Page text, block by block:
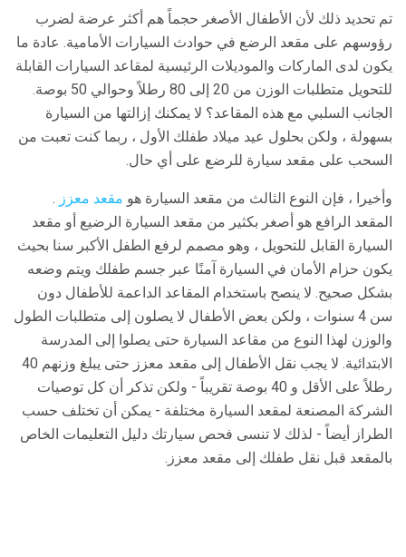
تم تحديد ذلك لأن الأطفال الأصغر حجماً هم أكثر عرضة لضرب
رؤوسهم على مقعد الرضع في حوادث السيارات الأمامية. عادة ما
يكون لدى الماركات والموديلات الرئيسية لمقاعد السيارات القابلة
للتحويل متطلبات الوزن من 20 إلى 80 رطلاً وحوالي 50 بوصة.
الجانب السلبي مع هذه المقاعد؟ لا يمكنك إزالتها من السيارة
بسهولة ، ولكن بحلول عيد ميلاد طفلك الأول ، ربما كنت تعبت من
السحب على مقعد سيارة للرضع على أي حال.
وأخيرا ، فإن النوع الثالث من مقعد السيارة هو مقعد معزز .
المقعد الرافع هو أصغر بكثير من مقعد السيارة الرضيع أو مقعد
السيارة القابل للتحويل ، وهو مصمم لرفع الطفل الأكبر سنا بحيث
يكون حزام الأمان في السيارة آمنًا عبر جسم طفلك ويتم وضعه
بشكل صحيح. لا ينصح باستخدام المقاعد الداعمة للأطفال دون
سن 4 سنوات ، ولكن بعض الأطفال لا يصلون إلى متطلبات الطول
والوزن لهذا النوع من مقاعد السيارة حتى يصلوا إلى المدرسة
الابتدائية. لا يجب نقل الأطفال إلى مقعد معزز حتى يبلغ وزنهم 40
رطلاً على الأقل و 40 بوصة تقريباً - ولكن تذكر أن كل توصيات
الشركة المصنعة لمقعد السيارة مختلفة - يمكن أن تختلف حسب
الطراز أيضاً - لذلك لا تنسى فحص سيارتك دليل التعليمات الخاص
بالمقعد قبل نقل طفلك إلى مقعد معزز.